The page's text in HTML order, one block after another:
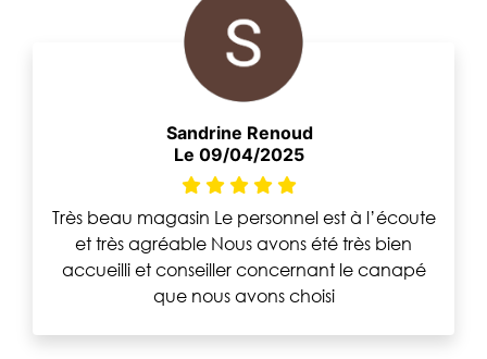
Sandrine Renoud
Le 09/04/2025
Très beau magasin Le personnel est à l’écoute
et très agréable Nous avons été très bien
accueilli et conseiller concernant le canapé
que nous avons choisi